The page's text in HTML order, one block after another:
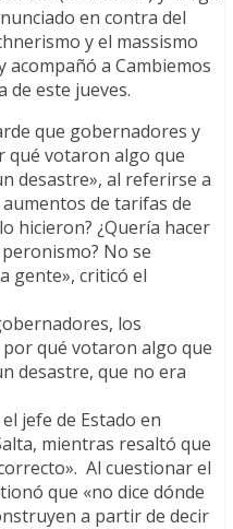
en contra del
y el massismo
a Cambiemos
de este jueves.
que gobernadores y
qué votaron algo que
desastre», al referirse a
de tarifas de
hicieron? ¿Quería hacer
No se
gente», criticó el
los
qué votaron algo que
desastre, que no era
jefe de Estado en
mientras resaltó que
Al cuestionar el
que «no dice dónde
a partir de decir